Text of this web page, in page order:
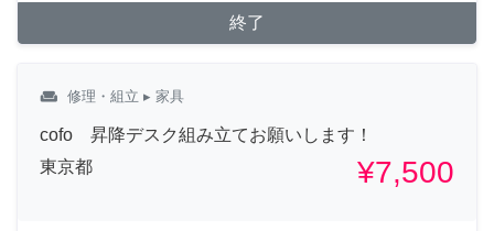
終了
weekend 修理・組立 ▸ 家具
cofo 昇降デスク組み立てお願いします！
東京都
¥7,500